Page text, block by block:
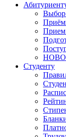
Выбор
Прием
Студенту